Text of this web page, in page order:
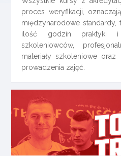
proces weryfikacji,
międzynarodowe standardy,
ilość godzin praktyki i
szkoleniowców,
materiały szkoleniowe
prowadzenia zajęć.